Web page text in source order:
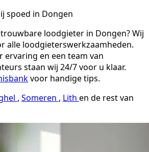
spoed in Dongen
loodgieter in Dongen? Wij
alle loodgieterswerkzaamheden.
ervaring en een team van
staan wij 24/7 voor u klaar.
voor handige tips.
, Someren , Lith en de rest van